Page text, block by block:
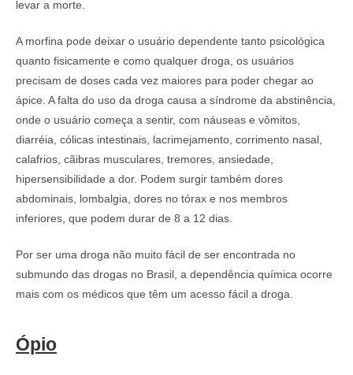
levar a morte.
A morfina pode deixar o usuário dependente tanto psicológica
quanto fisicamente e como qualquer droga, os usuários
precisam de doses cada vez maiores para poder chegar ao
ápice. A falta do uso da droga causa a síndrome da abstinência,
onde o usuário começa a sentir, com náuseas e vômitos,
diarréia, cólicas intestinais, lacrimejamento, corrimento nasal,
calafrios, cãibras musculares, tremores, ansiedade,
hipersensibilidade a dor. Podem surgir também dores
abdominais, lombalgia, dores no tórax e nos membros
inferiores, que podem durar de 8 a 12 dias.
Por ser uma droga não muito fácil de ser encontrada no
submundo das drogas no Brasil, a dependência química ocorre
mais com os médicos que têm um acesso fácil a droga.
Ópio